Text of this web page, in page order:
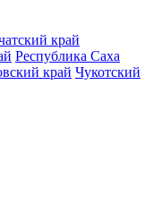
край
Республика Саха
край Чукотский